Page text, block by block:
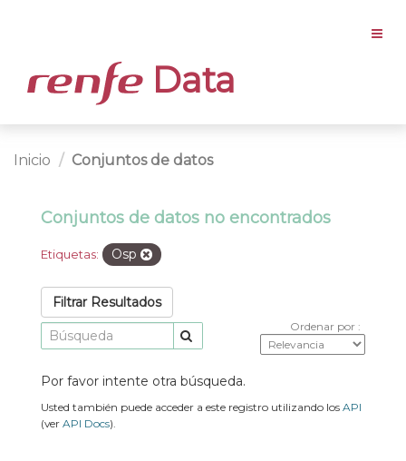
Data
Inicio Conjuntos de datos
Conjuntos de datos no encontrados
Etiquetas: Osp
Filtrar Resultados
Ordenar por
Por favor intente otra búsqueda.
Usted también puede acceder a este registro utilizando los API
(ver API Docs).